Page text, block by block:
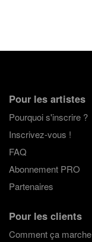
Pour les artistes
Pourquoi s'inscrire ?
Inscrivez-vous !
FAQ
Abonnement PRO
Partenaires
Pour les clients
Comment ça marche